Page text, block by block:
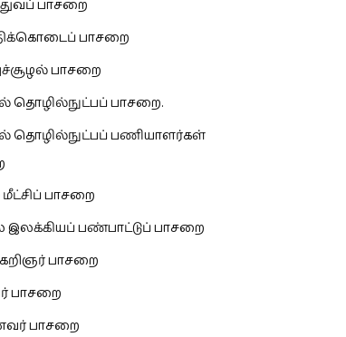
பாசறை
பாசறை
பாசறை
தொழில்நுட்பப் பாசறை.
தொழில்நுட்பப் பணியாளர்கள்
மீட்சிப் பாசறை
பண்பாட்டுப் பாசறை
பாசறை
பாசறை
பாசறை